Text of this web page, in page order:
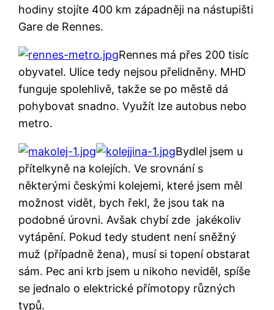
hodiny stojíte 400 km západněji na nástupišti
Gare de Rennes.
Rennes má přes 200 tisíc
obyvatel. Ulice tedy nejsou přelidněny. MHD
funguje spolehlivě, takže se po městě dá
pohybovat snadno. Využít lze autobus nebo
metro.
Bydlel jsem u
přítelkyně na kolejích. Ve srovnání s
některými českými kolejemi, které jsem měl
možnost vidět, bych řekl, že jsou tak na
podobné úrovni. Avšak chybí zde jakékoliv
vytápění. Pokud tedy student není sněžný
muž (případně žena), musí si topení obstarat
sám. Pec ani krb jsem u nikoho neviděl, spíše
se jednalo o elektrické přímotopy různých
typů.